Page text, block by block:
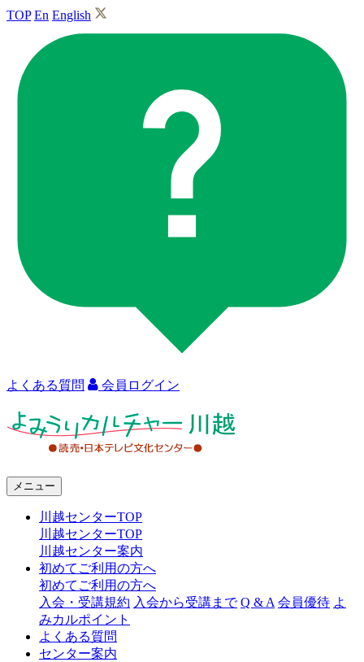
TOP En English
よくある質問 会員ログイン
ャ
メニュー
川越センターTOP
川越センターTOP
川越センター案内
初めてご利用の方へ
初めてご利用の方へ
入会・受講規約 入会から受講まで Q & A 会員優待 よ
みカルポイント
よくある質問
センター案内